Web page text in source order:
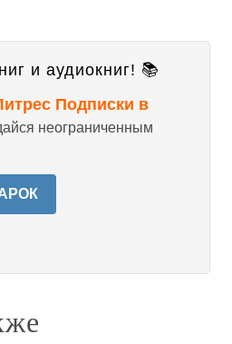
и аудиокниг! 📚
Подписки в
неограниченным